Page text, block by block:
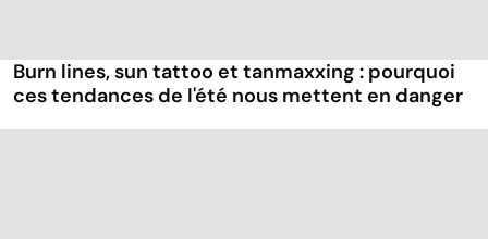
Burn lines, sun tattoo et tanmaxxing : pourquoi
ces tendances de l'été nous mettent en danger